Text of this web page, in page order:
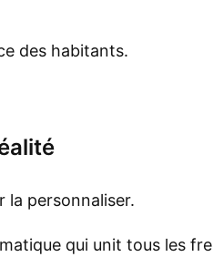
des habitants.
la personnaliser.
qui unit tous les